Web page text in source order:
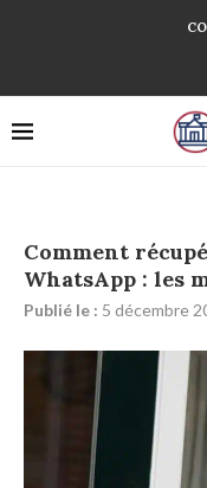
Comment
WhatsApp : les
Publié le : 5 décembre